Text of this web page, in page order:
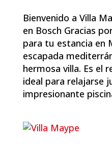
Bienvenido a Villa
en Bosch Gracias
para tu estancia en
escapada
hermosa villa. Es el
ideal para relajarse
impresionante